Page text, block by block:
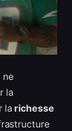
ne
la
la richesse